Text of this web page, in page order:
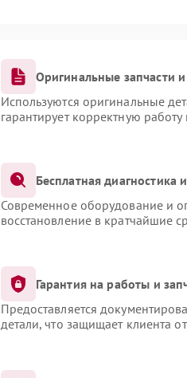
Оригинальные запчасти
Используются оригинальные
гарантирует корректную
Бесплатная
Современное оборудование и
восстановление в кратчайшие
Гарантия на работы и
Предоставляется
детали, что защищает клиента